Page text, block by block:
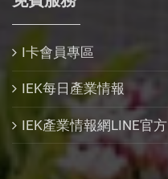
I卡會員專區
IEK每日產業情報
IEK產業情報網LINE官方